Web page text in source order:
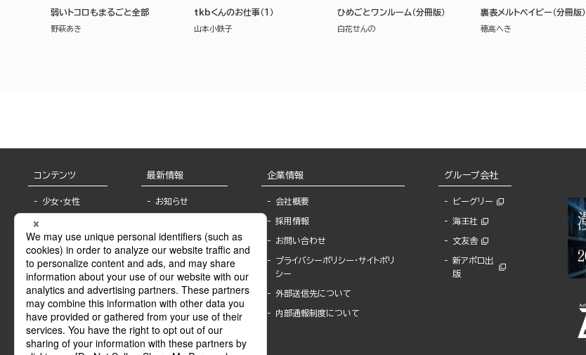
弱いトコロもまるごと全部
野萩あき
tkbくんのお仕事（１）
山本小鉄子
ひめごとワンルーム（分冊版）
白花せんの
裏表メルトベイビー（分冊版）
穂高へき
コンテンツ
少女・女性
BL
ライトノベル
青年・一般
グラビア・写真
モーター誌
SPECIAL
最新情報
お知らせ
報
書店様へ
海外ライセンシー
公式SNSアカウ
ント
作家一覧
Keyword list
企業情報
会社概要
採用情報
お問い合わせ
プライバシーポリシー・サイトポリ
シー
外部送信先について
内部通報制度について
グループ会社
ビーグリー
海王社
文友舎
新アポロ出
版